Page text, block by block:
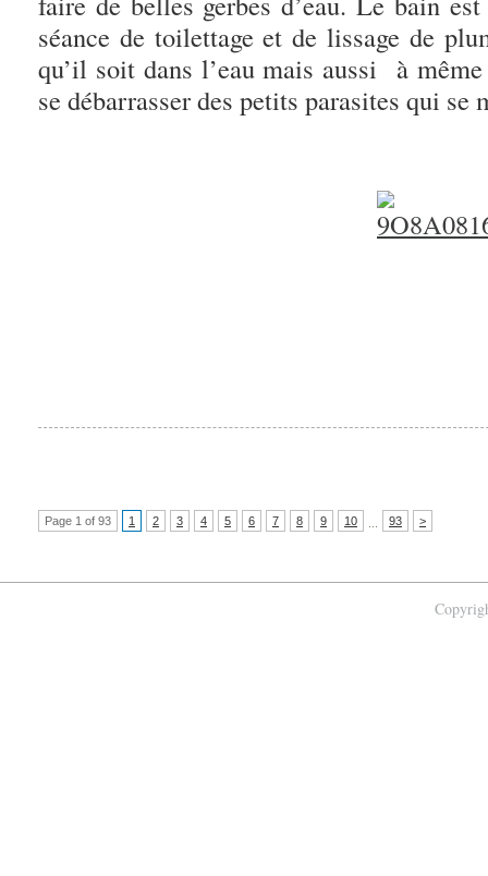
séance de toilettage et de lissage de
qu’il soit dans l’eau mais aussi à
se débarrasser des petits parasites qui se
Page 1 of 93 1 2 3 4 5 6 7 8 9 10 93 >